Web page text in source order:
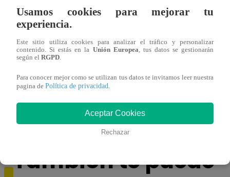
ganadora de Yo Soy: Nueva Generación!
También te puede
Usamos cookies para mejorar tu
experiencia.
Este sitio utiliza cookies para analizar el tráfico y personalizar
contenido. Si estás en la Unión Europea, tus datos se gestionarán
según el RGPD.
Para conocer mejor como se utilizan tus datos te invitamos leer nuestra
pagina de Política de privacidad.
Aceptar Cookies
Rechazar